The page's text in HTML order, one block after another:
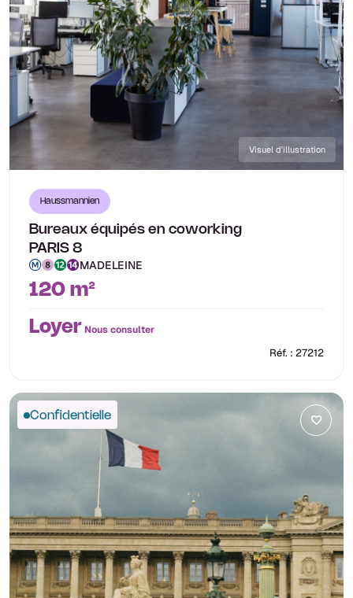
Visuel d'illustration
Haussmannien
Bureaux équipés en coworking
PARIS 8
MADELEINE
120 m²
Loyer Nous consulter
Réf. : 27212
Confidentielle